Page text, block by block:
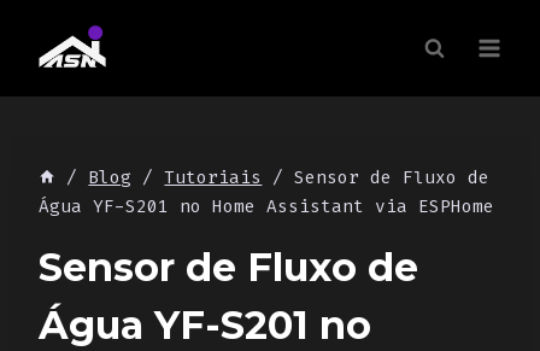
/ Blog / Tutoriais / Sensor de Fluxo de
Água YF-S201 no Home Assistant via ESPHome
Sensor de Fluxo de
Água YF-S201 no